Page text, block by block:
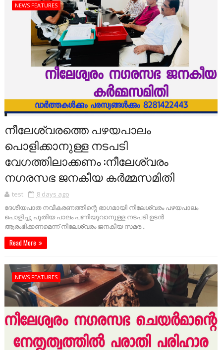
NEWS FEATURES
നീലേശ്വരത്തെ പഴയപാലം
പൊളിക്കാനുള്ള നടപടി
വേഗത്തിലാക്കണം :നീലേശ്വരം
നഗരസഭ ജനകീയ കർമ്മസമിതി
test
8 days ago
ദേശീയപാത നവീകരണത്തിന്റെ ഭാഗമായി നീലേശ്വരം പഴയപാലം
പൊളിച്ചു പുതിയ പാലം പണിയുവാനുള്ള നടപടി ഉടൻ
ആരംഭിക്കണമെന്ന് നീലേശ്വരം ജനകീയ സമര...
Read More
NEWS FEATURES